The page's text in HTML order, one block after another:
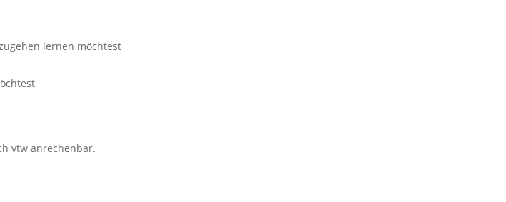
lernen möchtest
vtw anrechenbar.